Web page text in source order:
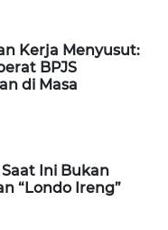
Kerja Menyusut:
BPJS
di Masa
Ini Bukan
“Londo Ireng”